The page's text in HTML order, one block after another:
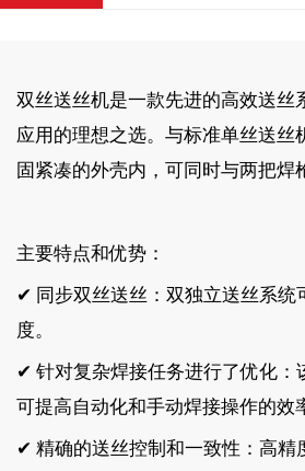
双丝送丝机是一款先进的高效送
应用的理想之选。与标准单丝送
固紧凑的外壳内，可同时与两把焊
主要特点和优势：
✔ 同步双丝送丝：双独立送丝系
度。
✔ 针对复杂焊接任务进行了优化：
可提高自动化和手动焊接操作的效
✔ 精确的送丝控制和一致性：高精